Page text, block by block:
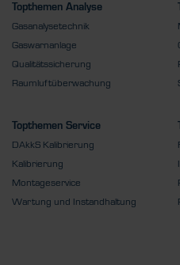
Topthemen Analyse
Gasanalysetechnik
Gaswarnanlage
Qualitätssicherung
Raumluftüberwachung
Topthemen Service
DAkkS Kalibrierung
Kalibrierung
Montageservice
Wartung und Instandhaltung